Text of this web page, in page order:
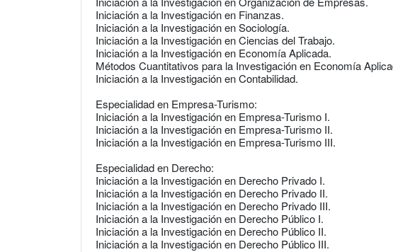
Iniciación a la Investigación en Finanzas.
Iniciación a la Investigación en Sociología.
Iniciación a la Investigación en Ciencias del Trabajo.
Iniciación a la Investigación en Economía Aplicada.
Métodos Cuantitativos para la Investigación en Economía
Iniciación a la Investigación en Contabilidad.
Especialidad en Empresa-Turismo:
Iniciación a la Investigación en Empresa-Turismo I.
Iniciación a la Investigación en Empresa-Turismo II.
Iniciación a la Investigación en Empresa-Turismo III.
Especialidad en Derecho:
Iniciación a la Investigación en Derecho Privado I.
Iniciación a la Investigación en Derecho Privado II.
Iniciación a la Investigación en Derecho Privado III.
Iniciación a la Investigación en Derecho Público I.
Iniciación a la Investigación en Derecho Público II.
Iniciación a la Investigación en Derecho Público III.